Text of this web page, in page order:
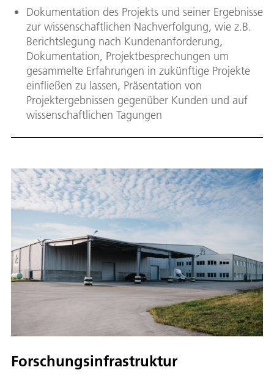
Dokumentation des Projekts und seiner Ergebnisse
zur wissenschaftlichen Nachverfolgung, wie z.B.
Berichtslegung nach Kundenanforderung,
Dokumentation, Projektbesprechungen um
gesammelte Erfahrungen in zukünftige Projekte
einfließen zu lassen, Präsentation von
Projektergebnissen gegenüber Kunden und auf
wissenschaftlichen Tagungen
Forschungsinfrastruktur